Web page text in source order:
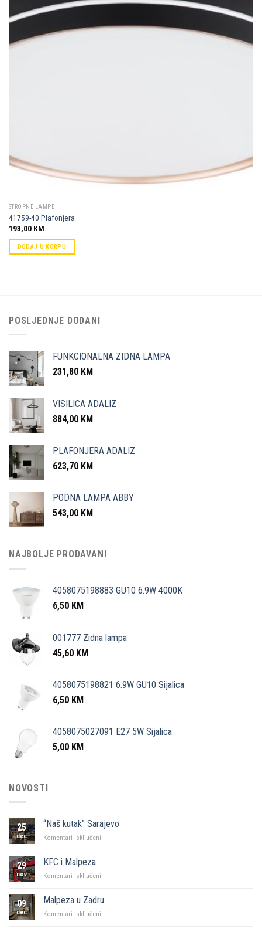
omiljene
STROPNE LAMPE
41759-40 Plafonjera
193,00 KM
DODAJ U KORPU
POSLJEDNJE DODANI
FUNKCIONALNA ZIDNA LAMPA
231,80 KM
VISILICA ADALIZ
884,00 KM
PLAFONJERA ADALIZ
623,70 KM
PODNA LAMPA ABBY
543,00 KM
NAJBOLJE PRODAVANI
4058075198883 GU10 6.9W 4000K
6,50 KM
001777 Zidna lampa
45,60 KM
4058075198821 6.9W GU10 Sijalica
6,50 KM
4058075027091 E27 5W Sijalica
5,00 KM
NOVOSTI
25
dec
“Naš kutak” Sarajevo
Komentari isključeni
29
nov
KFC i Malpeza
Komentari isključeni
Malpeza
09
dec
Malpeza u Zadru
Komentari isključeni